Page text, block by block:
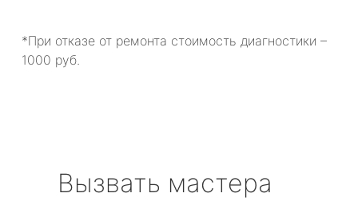
*При отказе от ремонта стоимость диагностики –
1000 руб.
Вызвать мастера